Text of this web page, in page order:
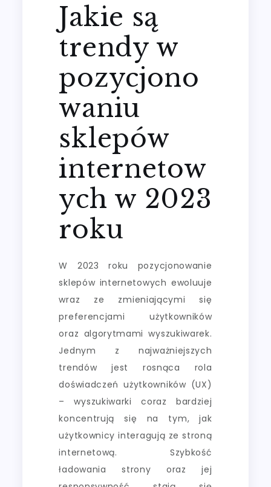
Jakie są
trendy w
pozycjono
waniu
sklepów
internetow
ych w 2023
roku
W 2023 roku pozycjonowanie
sklepów internetowych ewoluuje
wraz ze zmieniającymi się
preferencjami użytkowników
oraz algorytmami wyszukiwarek.
Jednym z najważniejszych
trendów jest rosnąca rola
doświadczeń użytkowników (UX)
– wyszukiwarki coraz bardziej
koncentrują się na tym, jak
użytkownicy interagują ze stroną
internetową. Szybkość
ładowania strony oraz jej